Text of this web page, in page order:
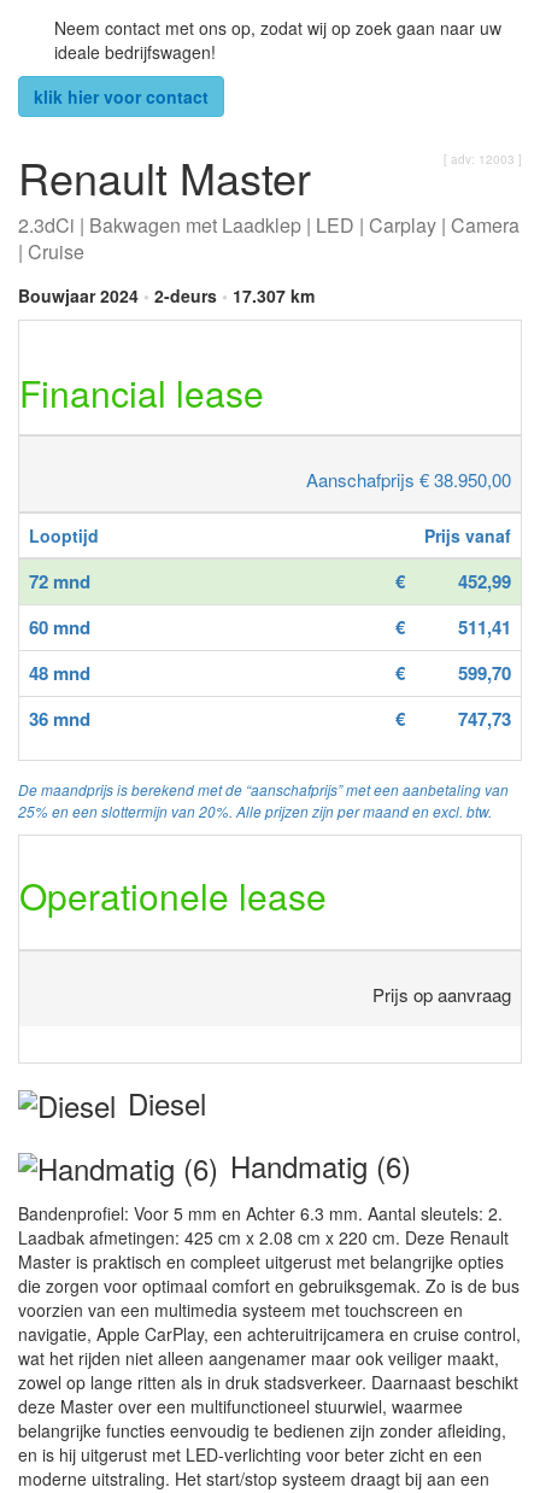
Neem contact met ons op, zodat wij op zoek gaan naar uw
ideale bedrijfswagen!
klik hier voor contact
[ adv: 12003 ]
Renault Master
2.3dCi | Bakwagen met Laadklep | LED | Carplay | Camera
| Cruise
Bouwjaar 2024 • 2-deurs • 17.307 km
Financial lease
Aanschafprijs € 38.950,00
Looptijd Prijs vanaf
72 mnd €
452,99
60 mnd
€
511,41
48 mnd
€
599,70
36 mnd
€ 747,73
De maandprijs is berekend met de “aanschafprijs” met een aanbetaling van
25% en een slottermijn van 20%. Alle prijzen zijn per maand en excl. btw.
Operationele lease
Prijs op aanvraag
Diesel
Handmatig (6)
Bandenprofiel: Voor 5 mm en Achter 6.3 mm. Aantal sleutels: 2.
Laadbak afmetingen: 425 cm x 2.08 cm x 220 cm. Deze Renault
Master is praktisch en compleet uitgerust met belangrijke opties
die zorgen voor optimaal comfort en gebruiksgemak. Zo is de bus
voorzien van een multimedia systeem met touchscreen en
navigatie, Apple CarPlay, een achteruitrijcamera en cruise control,
wat het rijden niet alleen aangenamer maar ook veiliger maakt,
zowel op lange ritten als in druk stadsverkeer. Daarnaast beschikt
deze Master over een multifunctioneel stuurwiel, waarmee
belangrijke functies eenvoudig te bedienen zijn zonder afleiding,
en is hij uitgerust met LED-verlichting voor beter zicht en een
moderne uitstraling. Het start/stop systeem draagt bij aan een